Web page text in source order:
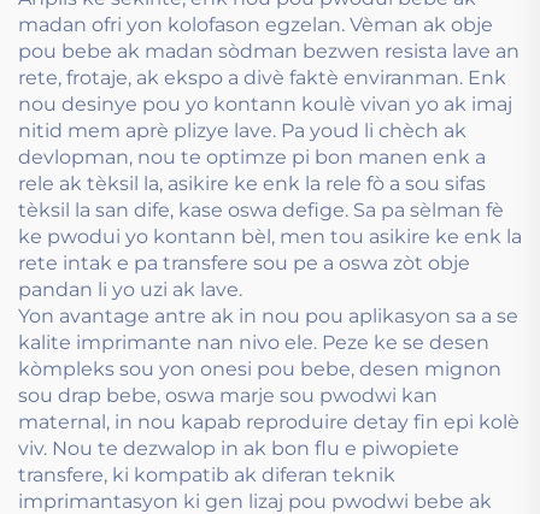
madan ofri yon kolofason egzelan. Vèman ak obje
pou bebe ak madan sòdman bezwen resista lave an
rete, frotaje, ak ekspo a divè faktè enviranman. Enk
nou desinye pou yo kontann koulè vivan yo ak imaj
nitid mem aprè plizye lave. Pa youd li chèch ak
devlopman, nou te optimze pi bon manen enk a
rele ak tèksil la, asikire ke enk la rele fò a sou sifas
tèksil la san dife, kase oswa defige. Sa pa sèlman fè
ke pwodui yo kontann bèl, men tou asikire ke enk la
rete intak e pa transfere sou pe a oswa zòt obje
pandan li yo uzi ak lave.
Yon avantage antre ak in nou pou aplikasyon sa a se
kalite imprimante nan nivo ele. Peze ke se desen
kòmpleks sou yon onesi pou bebe, desen mignon
sou drap bebe, oswa marje sou pwodwi kan
maternal, in nou kapab reproduire detay fin epi kolè
viv. Nou te dezwalop in ak bon flu e piwopiete
transfere, ki kompatib ak diferan teknik
imprimantasyon ki gen lizaj pou pwodwi bebe ak